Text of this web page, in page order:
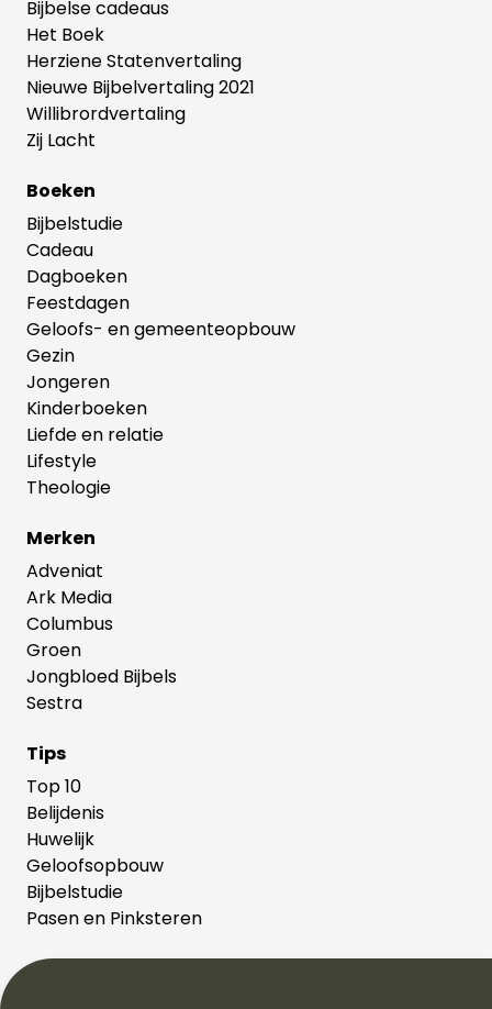
Bijbelse cadeaus
Het Boek
Herziene Statenvertaling
Nieuwe Bijbelvertaling 2021
Willibrordvertaling
Zij Lacht
Boeken
Bijbelstudie
Cadeau
Dagboeken
Feestdagen
Geloofs- en gemeenteopbouw
Gezin
Jongeren
Kinderboeken
Liefde en relatie
Lifestyle
Theologie
Merken
Adveniat
Ark Media
Columbus
Groen
Jongbloed Bijbels
Sestra
Tips
Top 10
Belijdenis
Huwelijk
Geloofsopbouw
Bijbelstudie
Pasen en Pinksteren